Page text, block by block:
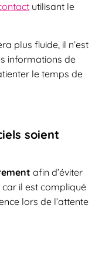
utilisant le
plus fluide, il n’est
informations de
le temps de
soient
afin d’éviter
car il est compliqué
lors de l’attente